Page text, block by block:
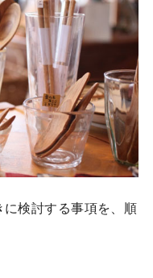
検討する事項を、順